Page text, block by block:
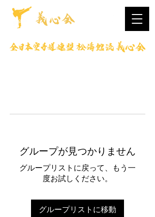
グループが見つかりません
グループリストに戻って、もう一
度お試しください。
グループリストに移動